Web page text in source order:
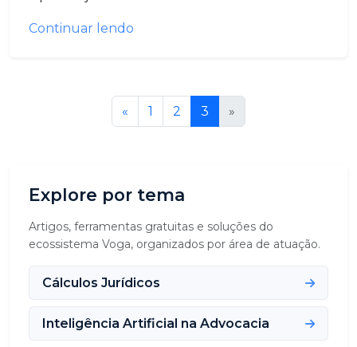
Continuar lendo
« 1 2 3 »
Explore por tema
Artigos, ferramentas gratuitas e soluções do
ecossistema Voga, organizados por área de atuação.
Cálculos Jurídicos
Inteligência Artificial na Advocacia